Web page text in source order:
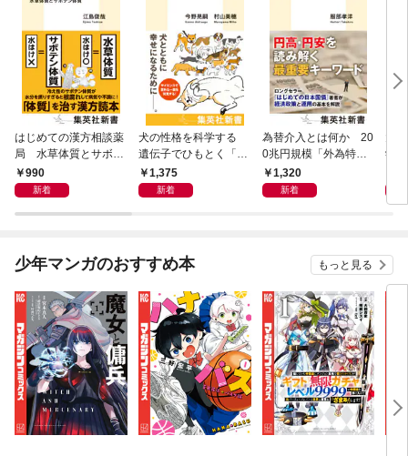
はじめての漢方相談薬
局 水草体質とサボテ
ン体質
990
新着
犬の性格を科学する
遺伝子でひもとく「最
良の友」の進化
1,375
新着
為替介入とは何か 20
0兆円規模「外為特
会」が生まれた謎
1,320
新着
学
少年マンガのおすすめ本 もっと見る